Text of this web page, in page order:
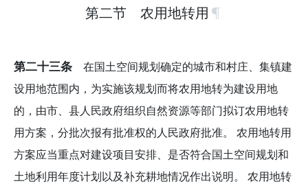
第二节 农用地转用
第二十三条 在国土空间规划确定的城市和村庄、集镇建
设用地范围内，为实施该规划而将农用地转为建设用地
的，由市、县人民政府组织自然资源等部门拟订农用地转
用方案，分批次报有批准权的人民政府批准。 农用地转用
方案应当重点对建设项目安排、是否符合国土空间规划和
土地利用年度计划以及补充耕地情况作出说明。 农用地转